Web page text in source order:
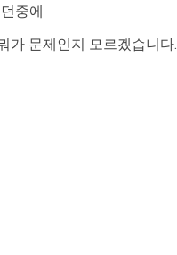
중에
가 문제인지 모르겠습니다.